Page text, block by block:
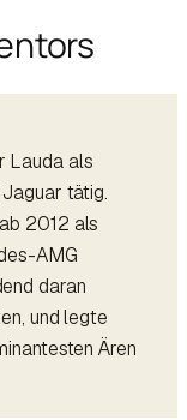
Lauda als
tätig.
2012 als
AMG
daran
und legte
Ären